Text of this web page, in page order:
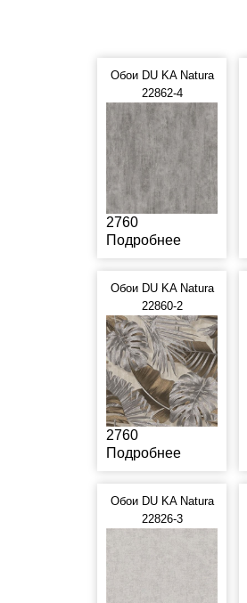
Обои DU KA Natura
22862-4
2760
Подробнее
Обои DU KA Natura
22860-2
2760
Подробнее
Обои DU KA Natura
22826-3